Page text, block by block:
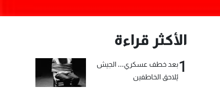
الأكثر قراءة
1بعد خطف عسكري... الجيش
يُلاحق الخاطفين